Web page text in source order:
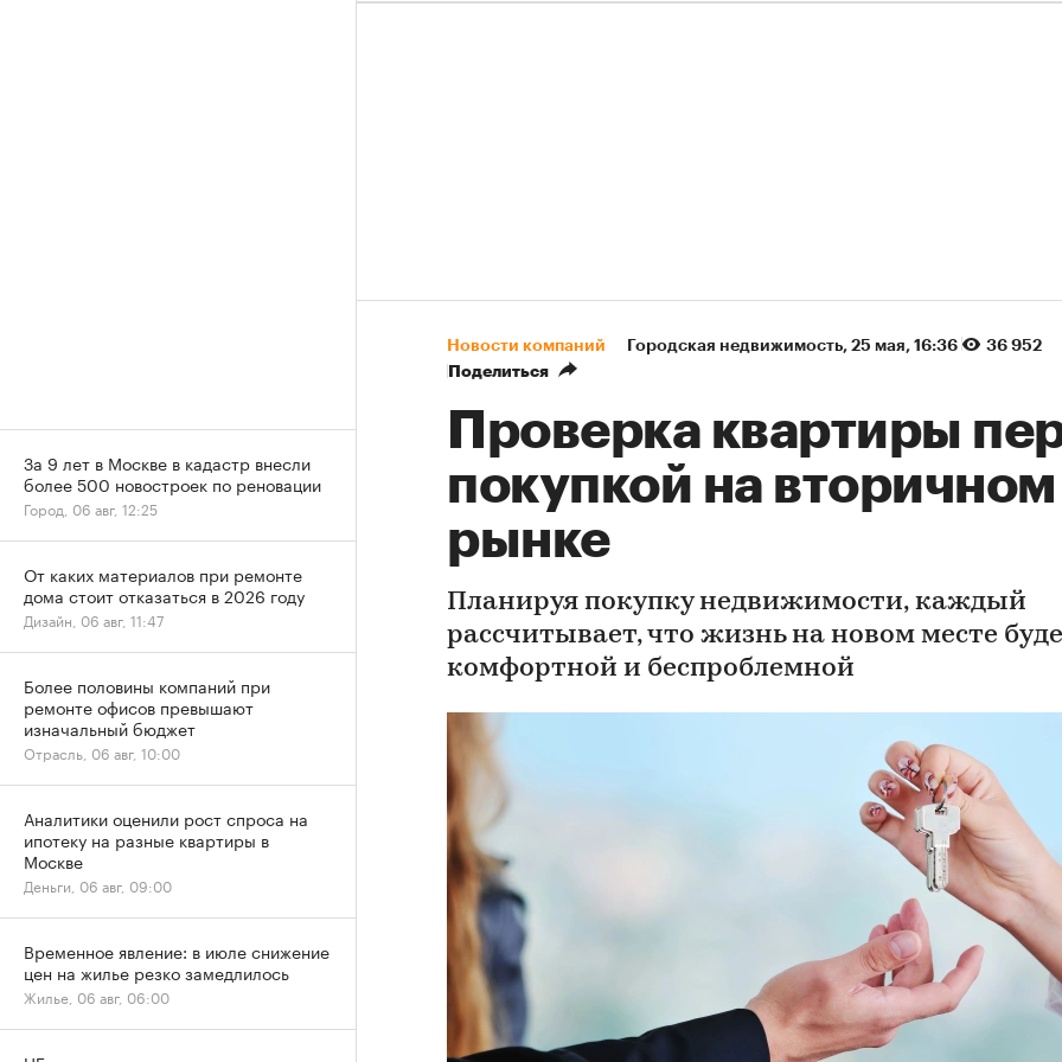
Новости компаний Городская недвижимость⁠, 25 мая, 16:36
36 952
Поделиться
Проверка квартиры
покупкой на вторичном
рынке
Планируя покупку недвижимости, каждый
рассчитывает, что жизнь на новом месте
комфортной и беспроблемной
За 9 лет в Москве в кадастр внесли
более 500 новостроек по реновации
Город, 06 авг, 12:25
От каких материалов при ремонте
дома стоит отказаться в 2026 году
Дизайн, 06 авг, 11:47
Более половины компаний при
ремонте офисов превышают
изначальный бюджет
Отрасль, 06 авг, 10:00
Аналитики оценили рост спроса на
ипотеку на разные квартиры в
Москве
Деньги, 06 авг, 09:00
Временное явление: в июле снижение
цен на жилье резко замедлилось
Жилье, 06 авг, 06:00